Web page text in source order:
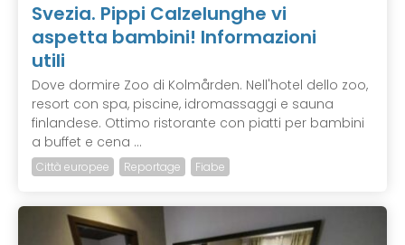
Svezia. Pippi Calzelunghe vi
aspetta bambini! Informazioni
utili
Dove dormire Zoo di Kolmården. Nell'hotel dello zoo,
resort con spa, piscine, idromassaggi e sauna
finlandese. Ottimo ristorante con piatti per bambini
a buffet e cena ...
Città europee Reportage Fiabe